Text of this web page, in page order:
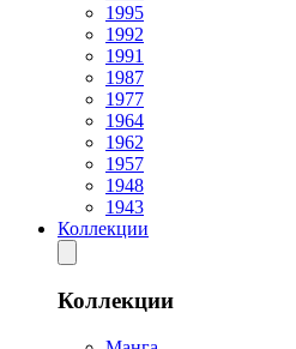
1995
1992
1991
1987
1977
1964
1962
1957
1948
1943
Коллекции
Коллекции